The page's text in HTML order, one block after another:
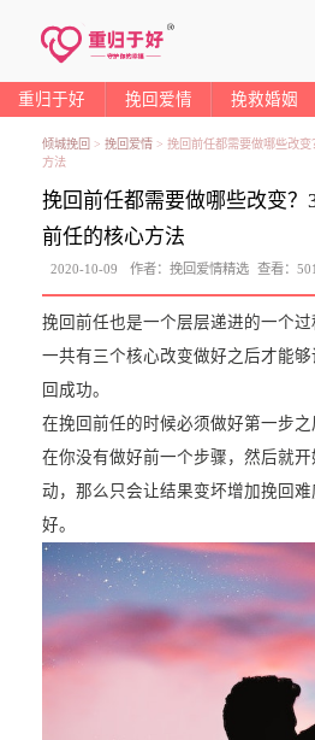
重归于好 挽回爱情 挽救婚姻
倾城挽回 > 挽回爱情> 挽回前任都需要做哪些改
方法
挽回前任都需要做哪些改变？
前任的核心方法
2020-10-09 作者：挽回爱情精选 查看：
挽回前任也是一个层层递进的一个
一共有三个核心改变做好之后才能
回成功。
在挽回前任的时候必须做好第一步
在你没有做好前一个步骤，然后就
动，那么只会让结果变坏增加挽回
好。